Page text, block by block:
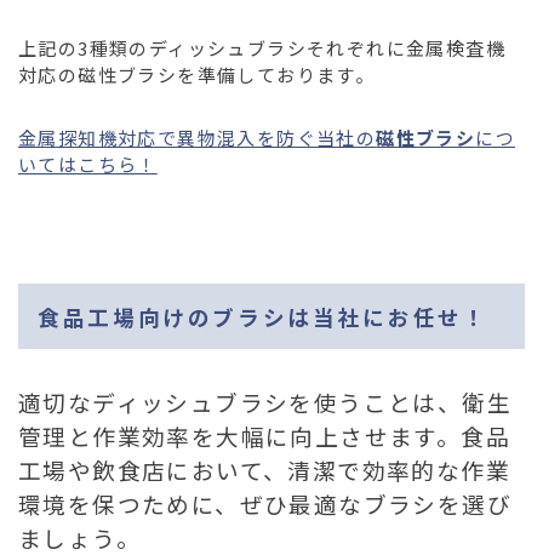
上記の3種類のディッシュブラシそれぞれに金属検査機
対応の磁性ブラシを準備しております。
金属探知機対応で異物混入を防ぐ当社の磁性ブラシにつ
いてはこちら！
食品工場向けのブラシは当社にお任せ！
適切なディッシュブラシを使うことは、衛生
管理と作業効率を大幅に向上させます。食品
工場や飲食店において、清潔で効率的な作業
環境を保つために、ぜひ最適なブラシを選び
ましょう。